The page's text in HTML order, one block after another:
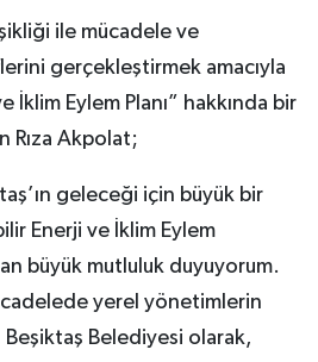
ile mücadele ve
gerçekleştirmek amacıyla
İklim Eylem Planı” hakkında bir
Rıza Akpolat;
geleceği için büyük bir
Enerji ve İklim Eylem
büyük mutluluk duyuyorum.
yerel yönetimlerin
Beşiktaş Belediyesi olarak,